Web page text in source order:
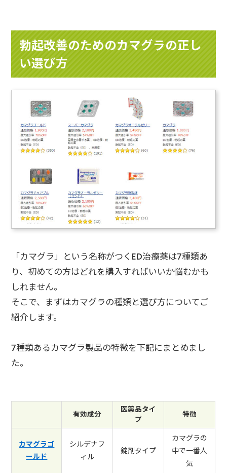
勃起改善のためのカマグラの正し
い選び方
「カマグラ」という名称がつくED治療薬は7種類あ
り、初めての方はどれを購入すればいいか悩むかも
しれません。
そこで、まずはカマグラの種類と選び方についてご
紹介します。
7種類あるカマグラ製品の特徴を下記にまとめまし
た。
有効成分
医薬品タイ
プ
特徴
カマグラゴ
ールド
シルデナフ
ィル
錠剤タイプ
カマグラの
中で一番人
気